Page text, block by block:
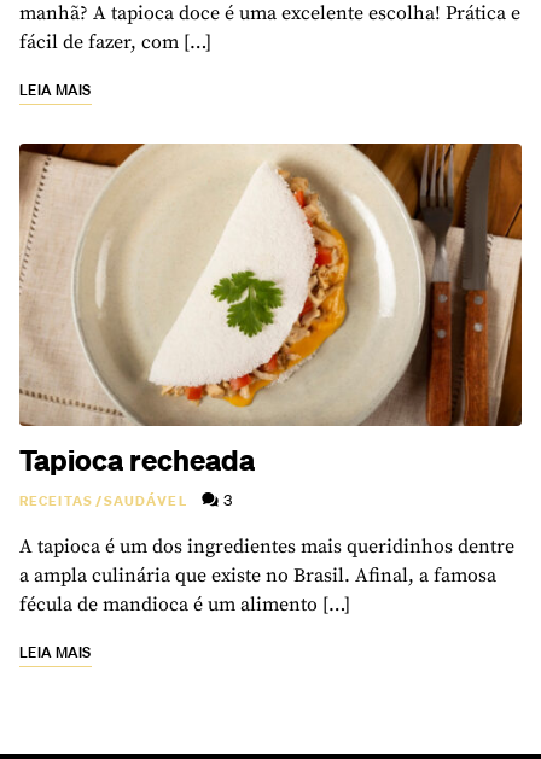
manhã? A tapioca doce é uma excelente escolha! Prática e
fácil de fazer, com […]
LEIA MAIS
Tapioca recheada
RECEITAS/SAUDÁVEL 3
A tapioca é um dos ingredientes mais queridinhos dentre
a ampla culinária que existe no Brasil. Afinal, a famosa
fécula de mandioca é um alimento […]
LEIA MAIS